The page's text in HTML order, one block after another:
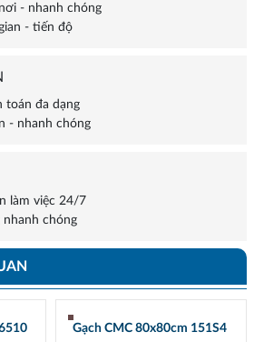
- nhanh chóng
- tiến độ
toán đa dạng
- nhanh chóng
làm việc 24/7
chóng
Gạch CMC 80x80cm 151S4